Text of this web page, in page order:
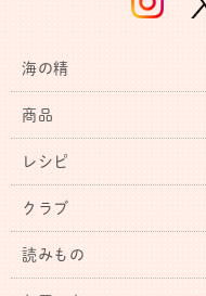
海の精
商品
レシピ
クラブ
読みもの